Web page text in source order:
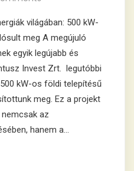
világában: 500 kW-
meg A megújuló
egyik legújabb és
Invest Zrt. legutóbbi
kW-os földi telepítésű
meg. Ez a projekt
az
hanem a…